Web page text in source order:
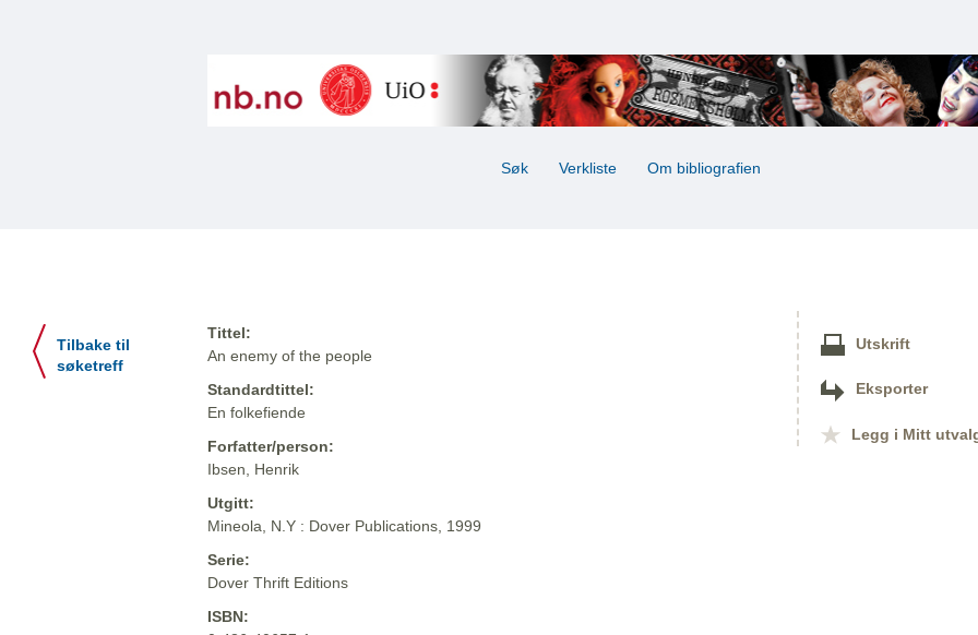
Søk Verkliste Om bibliografien
Tilbake til
søketreff
Tittel:
An enemy of the people
Standardtittel:
En folkefiende
Forfatter/person:
Ibsen, Henrik
Utgitt:
Mineola, N.Y : Dover Publications, 1999
Serie:
Dover Thrift Editions
ISBN:
Utskrift
Eksporter
Legg i Mitt